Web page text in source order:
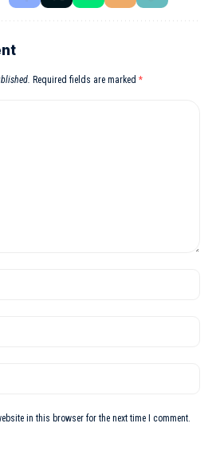
Required fields are marked *
in this browser for the next time I comment.